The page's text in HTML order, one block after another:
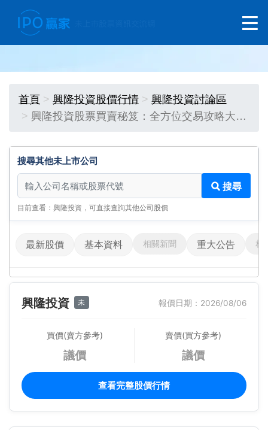
首頁 興隆投資股價行情
興隆投資討論區
興隆投資股票買賣秘笈：全方位交易攻略大…
搜尋其他未上市公司
搜尋其他未上市公司
搜尋
目前查看：興隆投資，可直接查詢其他公司股價
最新股價 基本資料 相關新聞 重大公告 相
興隆投資 未 報價日期：2026/08/06
買價(賣方參考)
議價
賣價(買方參考)
議價
查看完整股價行情